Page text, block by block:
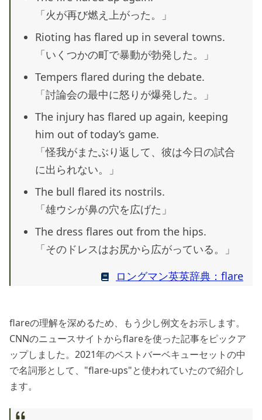
「火が再び燃え上がった。」
Rioting has flared up in several towns.
「いくつかの町で暴動が勃発した。」
Tempers flared during the debate.
「討論会の最中に怒りが爆発した。」
The injury has flared up again, keeping
him out of today’s game.
「怪我がまたぶり返して、彼は今日の試合
に出られない。」
The bull flared its nostrils.
「雄ウシが鼻の穴を広げた」
The dress flares out from the hips.
「そのドレスはお尻から広がっている。」
ロングマン英英辞典：flare
flareの理解を深めるため、もう少し例文をお示します。
CNNのニュースサイトからflareを使った記事をピックア
ップしました。2021年のベストバーベキューセットの中
で名詞形として、"flare-ups"と使われていたので紹介し
ます。